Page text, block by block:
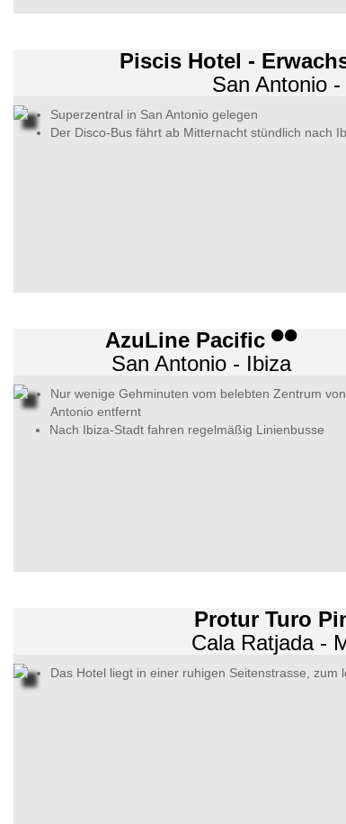
Piscis Hotel -
San Antonio
Superzentral in San Antonio gelegen
Der Disco-Bus fährt ab Mitternacht stündlich nach
AzuLine Pacific
San Antonio - Ibiza
Nur wenige Gehminuten vom belebten Zentrum
Antonio entfernt
Nach Ibiza-Stadt fahren regelmäßig Linienbusse
Protur Turo
Cala Ratjada -
Das Hotel liegt in einer ruhigen Seitenstrasse, zum